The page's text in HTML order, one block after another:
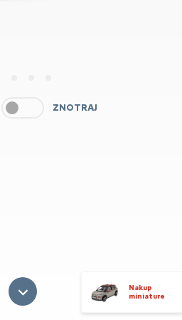
ZNOTRAJ
Nakup
miniature